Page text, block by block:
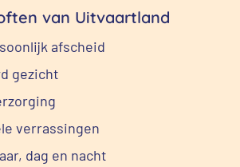
van Uitvaartland
afscheid
gezicht
verrassingen
dag en nacht